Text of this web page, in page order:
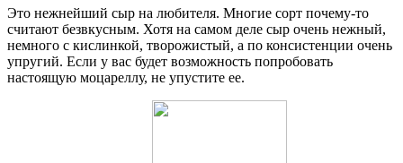
Это нежнейший сыр на любителя. Многие сорт почему-то
считают безвкусным. Хотя на самом деле сыр очень нежный,
немного с кислинкой, творожистый, а по консистенции очень
упругий. Если у вас будет возможность попробовать
настоящую моцареллу, не упустите ее.